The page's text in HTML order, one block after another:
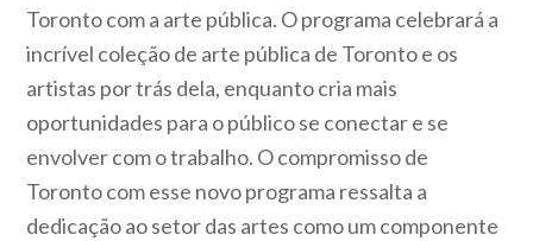
Toronto com a arte pública. O programa celebrará a
incrível coleção de arte pública de Toronto e os
artistas por trás dela, enquanto cria mais
oportunidades para o público se conectar e se
envolver com o trabalho. O compromisso de
Toronto com esse novo programa ressalta a
dedicação ao setor das artes como um componente